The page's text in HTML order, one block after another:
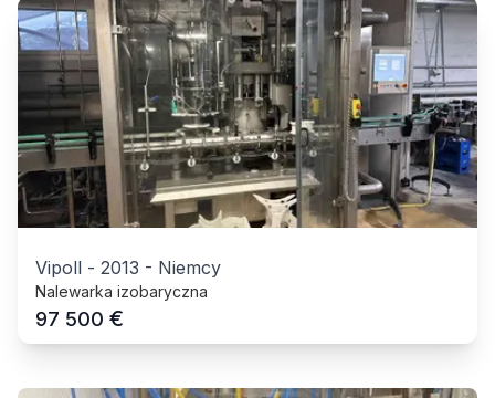
Vipoll - 2013 - Niemcy
Nalewarka izobaryczna
97 500 €